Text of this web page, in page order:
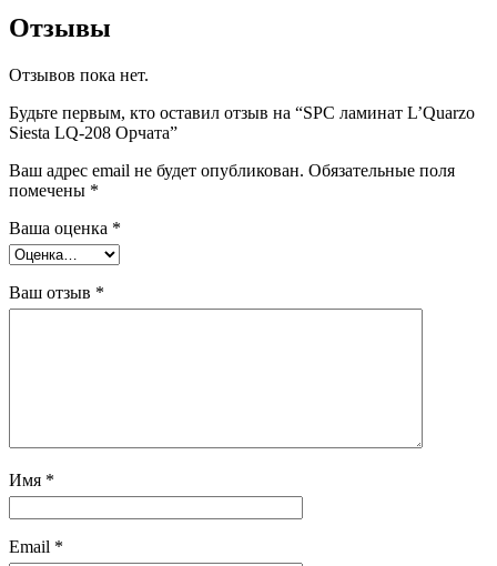
Отзывы
Отзывов пока нет.
Будьте первым, кто оставил отзыв на “SPC ламинат L’Quarzo
Siesta LQ-208 Орчата”
Ваш адрес email не будет опубликован. Обязательные поля
помечены *
Ваша оценка *
Ваш отзыв *
Имя *
Email *